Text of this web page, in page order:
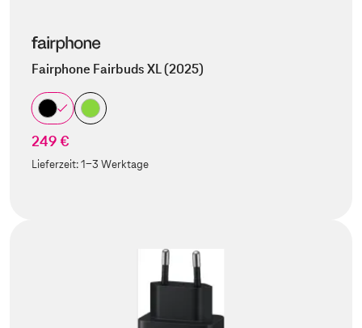
Fairphone Fairbuds XL (2025)
249 €
Lieferzeit:1-3 Werktage